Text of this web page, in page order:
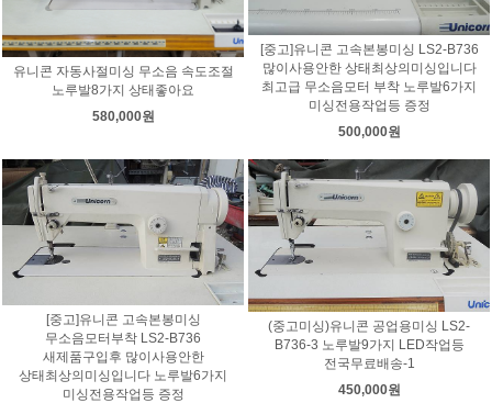
유니콘 자동사절미싱 무소음 속도조절
노루발8가지 상태좋아요
580,000원
[중고]유니콘 고속본봉미싱 LS2-B736
많이사용안한 상태최상의미싱입니다
최고급 무소음모터 부착 노루발6가지
미싱전용작업등 증정
500,000원
[중고]유니콘 고속본봉미싱
무소음모터부착 LS2-B736
새제품구입후 많이사용안한
상태최상의미싱입니다 노루발6가지
미싱전용작업등 증정
(중고미싱)유니콘 공업용미싱 LS2-
B736-3 노루발9가지 LED작업등
전국무료배송-1
450,000원